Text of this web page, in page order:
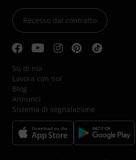
Recesso dal contratto
Su di noi
Lavora con noi
Blog
Annunci
Sistema di segnalazione